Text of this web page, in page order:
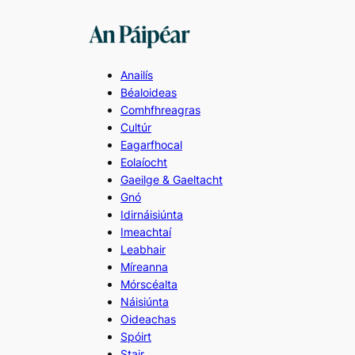
Anailís
Béaloideas
Comhfhreagras
Cultúr
Eagarfhocal
Eolaíocht
Gaeilge & Gaeltacht
Gnó
Idirnáisiúnta
Imeachtaí
Leabhair
Míreanna
Mórscéalta
Náisiúnta
Oideachas
Spóirt